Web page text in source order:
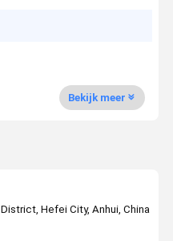
Bekijk meer
Hefei City, Anhui, China